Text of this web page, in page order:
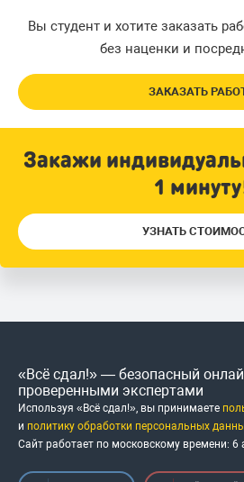
Вы студент и хотите заказать
без наценки и
ЗАКАЗАТЬ
Закажи
1
УЗНАТЬ
«Всё сдал!» — безопасный
проверенными экспертами
Используя «Всё сдал!», вы принимаете
и политику обработки персональных
Сайт работает по московскому времени: 6